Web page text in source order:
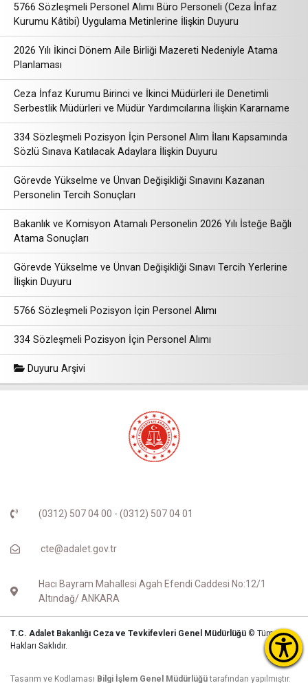
5766 Sözleşmeli Personel Alımı Büro Personeli (Ceza İnfaz
Kurumu Kâtibi) Uygulama Metinlerine İlişkin Duyuru
2026 Yılı İkinci Dönem Aile Birliği Mazereti Nedeniyle Atama
Planlaması
Ceza İnfaz Kurumu Birinci ve İkinci Müdürleri ile Denetimli
Serbestlik Müdürleri ve Müdür Yardımcılarına İlişkin Kararname
334 Sözleşmeli Pozisyon İçin Personel Alım İlanı Kapsamında
Sözlü Sınava Katılacak Adaylara İlişkin Duyuru
Görevde Yükselme ve Ünvan Değişikliği Sınavını Kazanan
Personelin Tercih Sonuçları
Bakanlık ve Komisyon Atamalı Personelin 2026 Yılı İsteğe Bağlı
Atama Sonuçları
Görevde Yükselme ve Ünvan Değişikliği Sınavı Tercih Yerlerine
İlişkin Duyuru
5766 Sözleşmeli Pozisyon İçin Personel Alımı
334 Sözleşmeli Pozisyon İçin Personel Alımı
Duyuru Arşivi
(0312) 507 04 00 - (0312) 507 04 01
cte@adalet.gov.tr
Hacı Bayram Mahallesi Agah Efendi Caddesi No:12/1
Altındağ/ ANKARA
T.C. Adalet Bakanlığı Ceza ve Tevkifevleri Genel Müdürlüğü © Tüm
Hakları Saklıdır.
Tasarım ve Kodlaması Bilgi İşlem Genel Müdürlüğütarafından yapılmıştır.